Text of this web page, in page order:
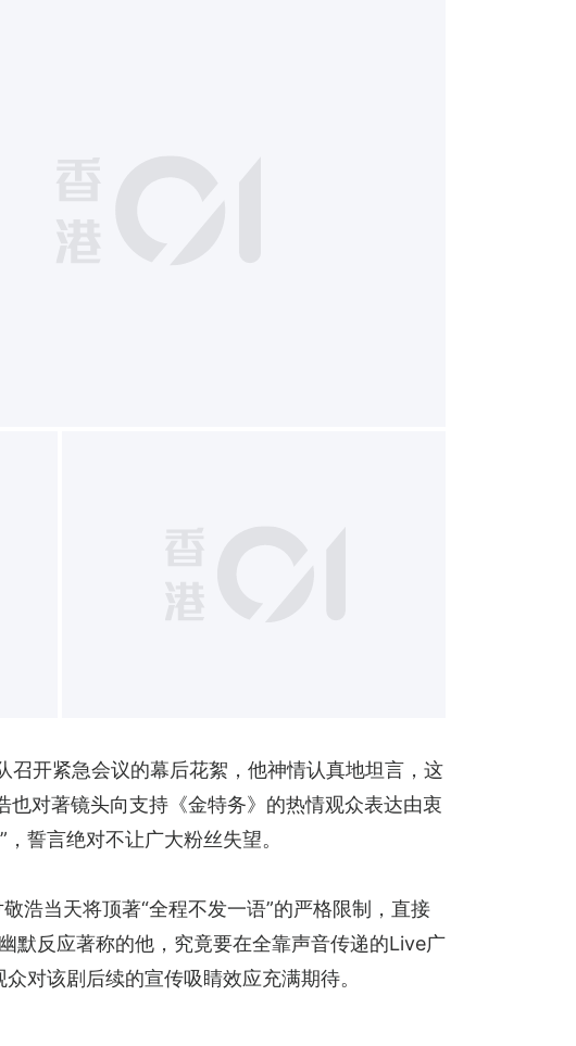
开紧急会议的幕后花絮，他神情认真地坦言，这
对著镜头向支持《金特务》的热情观众表达由衷
誓言绝对不让广大粉丝失望。
浩当天将顶著“全程不发一语”的严格限制，直接
默反应著称的他，究竟要在全靠声音传递的Live广
对该剧后续的宣传吸睛效应充满期待。